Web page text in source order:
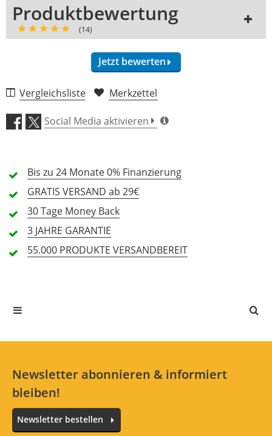
Produktbewertung
(14)
Jetzt bewerten
Preis/Leistung (5,0)
Aufbau (4,7)
14 Rezensionen
5 Sterne
4 Sterne
3 Sterne
Ich bin begeistert!
Bewertung von: B_1337
Vergleichsliste Merkzettel
Social Media aktivieren
Bis zu 24 Monate0% Finanzierung
GRATIS VERSAND ab 29€
30 Tage Money Back
3 JAHRE GARANTIE
55.000 PRODUKTE VERSANDBEREIT
Newsletter abonnieren & informiert
bleiben!
Newsletter bestellen